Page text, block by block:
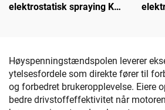
elektrostatisk spraying KCI
Høyspenningstændspolen leverer
ytelsesfordele som direkte fører til
og forbedret brukeropplevelse. Eiere
bedre drivstoffeffektivitet når